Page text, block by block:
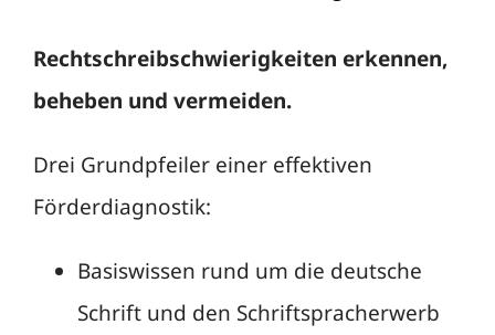
Rechtschreibschwierigkeiten erkennen,
beheben und vermeiden.
Drei Grundpfeiler einer effektiven
Förderdiagnostik:
Basiswissen rund um die deutsche
Schrift und den Schriftspracherwerb